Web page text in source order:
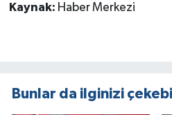
Kaynak: Haber Merkezi
Bunlar da ilginizi